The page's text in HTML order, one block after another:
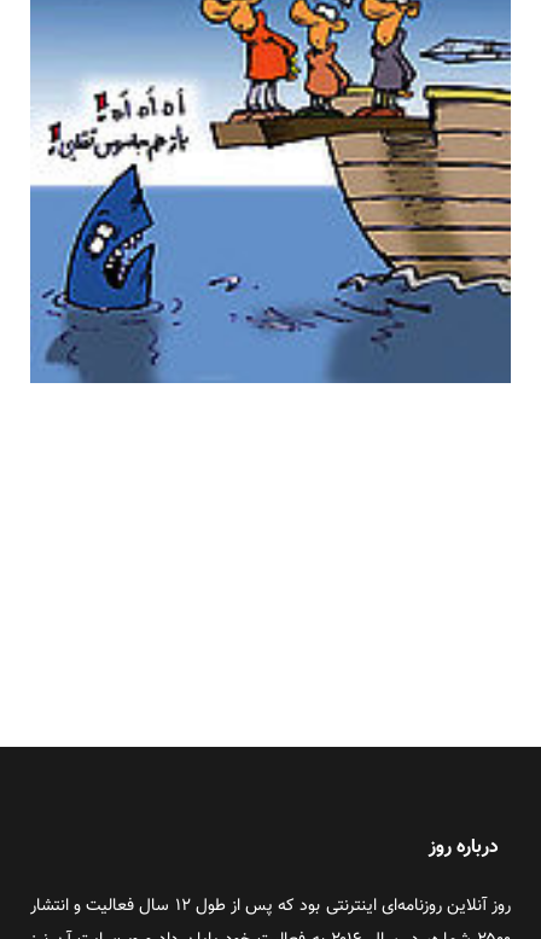
درباره روز
روز آنلاین روزنامه‌ای اینترنتی بود که پس از طول ۱۲ سال فعالیت و انتشار